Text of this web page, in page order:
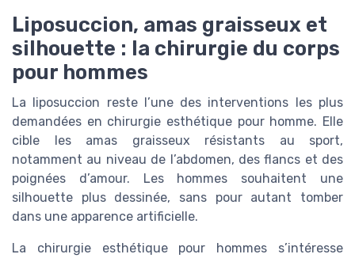
Liposuccion, amas graisseux et
silhouette : la chirurgie du corps
pour hommes
La liposuccion reste l’une des interventions les plus
demandées en chirurgie esthétique pour homme. Elle
cible les amas graisseux résistants au sport,
notamment au niveau de l’abdomen, des flancs et des
poignées d’amour. Les hommes souhaitent une
silhouette plus dessinée, sans pour autant tomber
dans une apparence artificielle.
La chirurgie esthétique pour hommes s’intéresse